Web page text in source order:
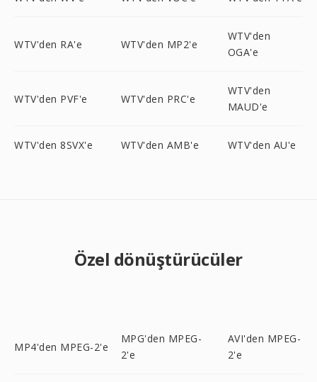
WTV'den RA'e WTV'den MP2'e
WTV'den
OGA'e
WTV'den PVF'e WTV'den PRC'e
WTV'den
MAUD'e
WTV'den 8SVX'e WTV'den AMB'e WTV'den AU'e
Özel dönüştürücüler
MP4'den MPEG-2'e
MPG'den MPEG-
2'e
AVI'den MPEG-
2'e